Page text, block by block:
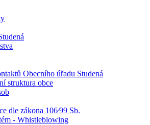
Obecního úřadu Studená
struktura obce
dle zákona 106⁄99 Sb.
- Whistleblowing